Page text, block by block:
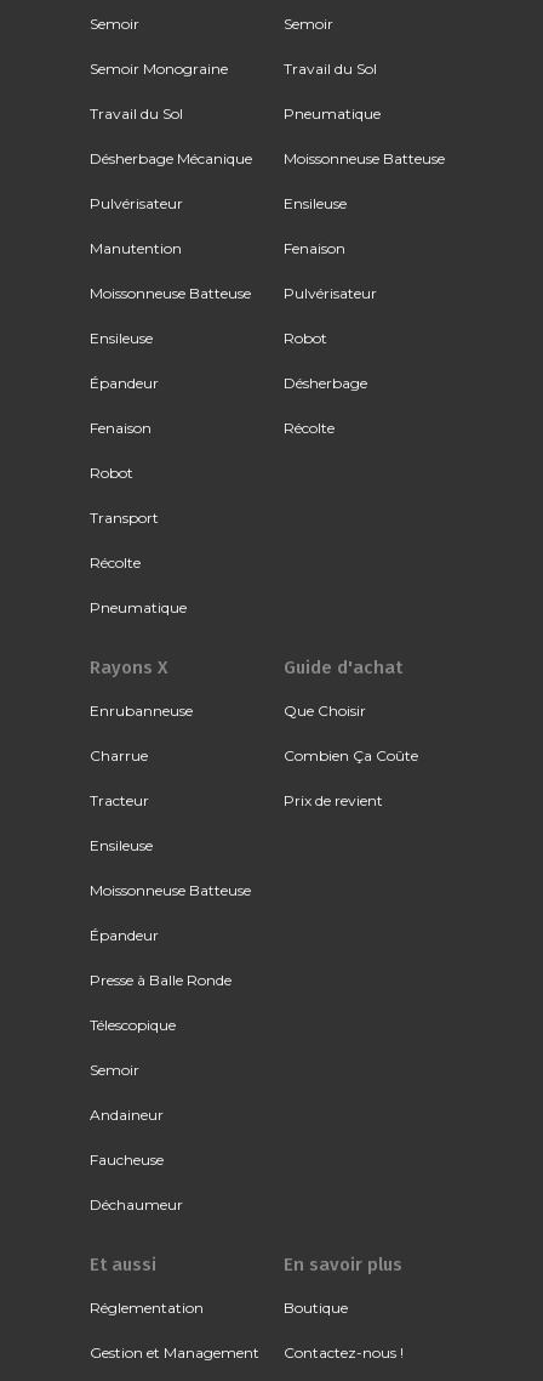
Semoir
Semoir Monograine
Travail du Sol
Désherbage Mécanique
Pulvérisateur
Manutention
Moissonneuse Batteuse
Ensileuse
Épandeur
Fenaison
Robot
Transport
Récolte
Pneumatique
Semoir
Travail du Sol
Pneumatique
Moissonneuse Batteuse
Ensileuse
Fenaison
Pulvérisateur
Robot
Désherbage
Récolte
Rayons X
Enrubanneuse
Charrue
Tracteur
Ensileuse
Moissonneuse Batteuse
Épandeur
Presse à Balle Ronde
Télescopique
Semoir
Andaineur
Faucheuse
Déchaumeur
Guide d'achat
Que Choisir
Combien Ça Coûte
Prix de revient
Et aussi
Réglementation
Gestion et Management
En savoir plus
Boutique
Contactez-nous !